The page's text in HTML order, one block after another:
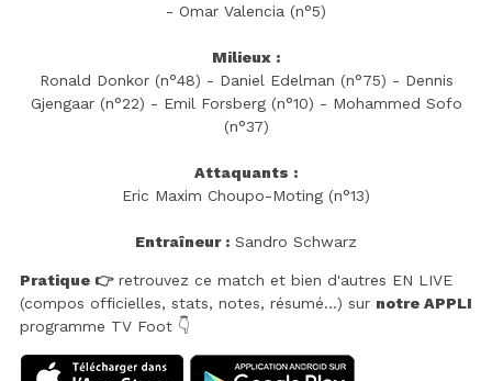
- Omar Valencia (n°5)
Milieux :
Ronald Donkor (n°48) - Daniel Edelman (n°75) - Dennis
Gjengaar (n°22) - Emil Forsberg (n°10) - Mohammed Sofo
(n°37)
Attaquants :
Eric Maxim Choupo-Moting (n°13)
Entraîneur : Sandro Schwarz
Pratique 👉retrouvez ce match et bien d'autres EN LIVE
(compos officielles, stats, notes, résumé...) sur notre APPLI
programme TV Foot 👇